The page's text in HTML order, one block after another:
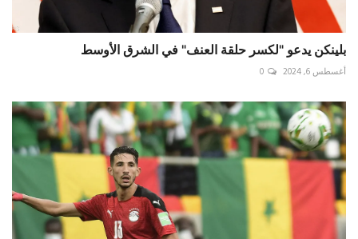
بلينكن يدعو "لكسر حلقة العنف" في الشرق الأوسط
أغسطس 6, 2024 0